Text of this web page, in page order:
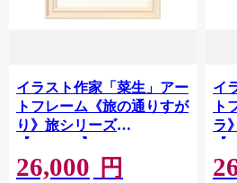
イラスト作家「菜生」アー
トフレーム《旅の通りすが
り》旅シリーズ
【1740396】
26,000 円
イ
ト
ラ
【